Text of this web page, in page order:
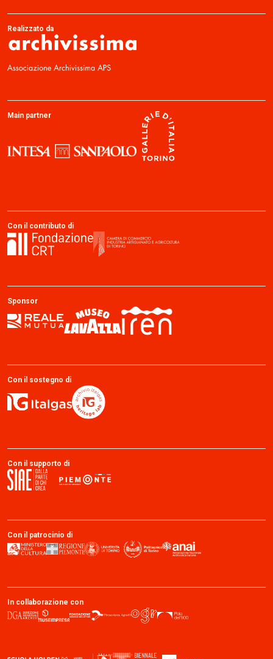
Realizzato da
Main partner
Con il contributo di
Sponsor
Con il sostegno di
Con il supporto di
Con il patrocinio di
In collaborazione con